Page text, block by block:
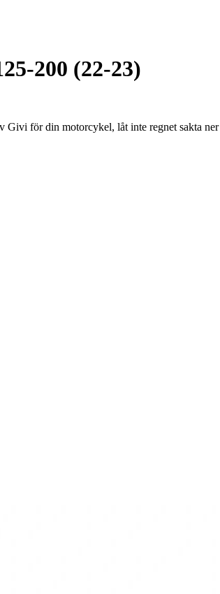
200 (22-23)
för din motorcykel, låt inte regnet sakta